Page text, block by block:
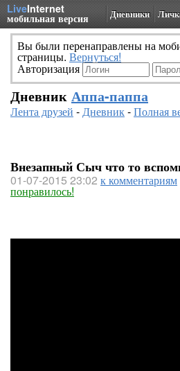
LiveInternet
мобильная версия Дневники
Вы были перенаправлены на
страницы. Вернуться!
Авторизация
Дневник Аппа-паппа
Лента друзей -Дневник-Полная
Внезапный Сыч что то
01-07-2015 23:02 к комментариям
понравилось!